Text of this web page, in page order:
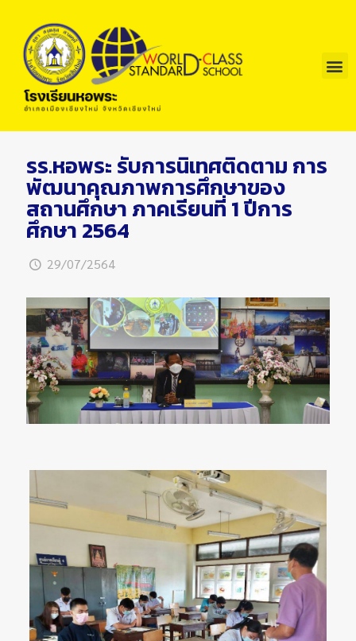
รร.หอพระ รับการนิเทศติดตาม การ
พัฒนาคุณภาพการศึกษาของ
สถานศึกษา ภาคเรียนที่ 1 ปีการ
ศึกษา 2564
29/07/2564